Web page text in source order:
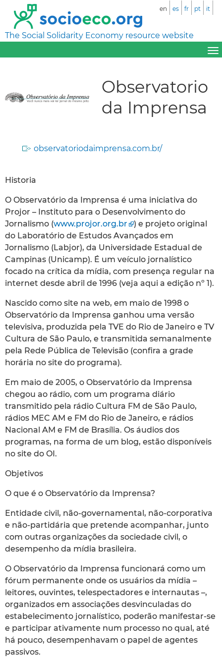
The Social Solidarity Economy resource website
en es fr pt it
Observatorio
da Imprensa
observatoriodaimprensa.com.br/
Historia
O Observatório da Imprensa é uma iniciativa do
Projor – Instituto para o Desenvolvimento do
Jornalismo (www.projor.org.br
) e projeto original
do Laboratório de Estudos Avançados em
Jornalismo (Labjor), da Universidade Estadual de
Campinas (Unicamp). É um veículo jornalístico
focado na crítica da mídia, com presença regular na
internet desde abril de 1996 (veja aqui a edição nº 1).
Nascido como site na web, em maio de 1998 o
Observatório da Imprensa ganhou uma versão
televisiva, produzida pela TVE do Rio de Janeiro e TV
Cultura de São Paulo, e transmitida semanalmente
pela Rede Pública de Televisão (confira a grade
horária no site do programa).
Em maio de 2005, o Observatório da Imprensa
chegou ao rádio, com um programa diário
transmitido pela rádio Cultura FM de São Paulo,
rádios MEC AM e FM do Rio de Janeiro, e rádios
Nacional AM e FM de Brasília. Os áudios dos
programas, na forma de um blog, estão disponíveis
no site do OI.
Objetivos
O que é o Observatório da Imprensa?
Entidade civil, não-governamental, não-corporativa
e não-partidária que pretende acompanhar, junto
com outras organizações da sociedade civil, o
desempenho da mídia brasileira.
O Observatório da Imprensa funcionará como um
fórum permanente onde os usuários da mídia –
leitores, ouvintes, telespectadores e internautas –,
organizados em associações desvinculadas do
estabelecimento jornalístico, poderão manifestar-se
e participar ativamente num processo no qual, até
há pouco, desempenhavam o papel de agentes
passivos.